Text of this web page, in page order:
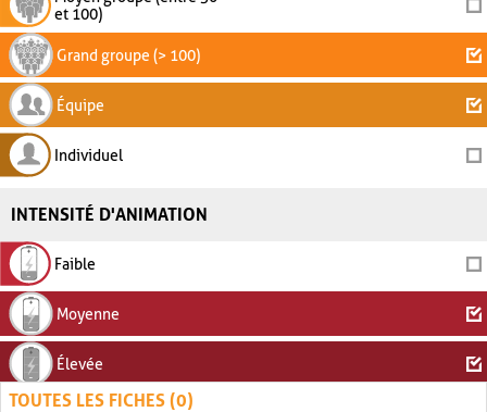
et 100)
Grand groupe (> 100)
Équipe
Individuel
INTENSITÉ D'ANIMATION
Faible
Moyenne
Élevée
TOUTES LES FICHES (0)